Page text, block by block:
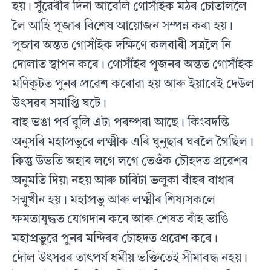
হয়। সুঁৱেৰীৰ দিনা আবেলি গোসাঁইক মঠৰ চোতাললৈ
লৈ আহি পূজাৰ বিশেষ আয়োজন সম্পন্ন কৰা হয়।
পূজাৰ অন্তত গোসাঁইক দক্ষিণে কলবাৰী সত্ৰলৈ নি
দোলাত স্থাপন কৰে। গোসাঁইৰ পূজনৰ অন্তত গোসাঁইক
মণিকূটত পুনৰ প্ৰৱেশ কৰোৱা হয় আৰু ইয়াৰেই দেউল
উৎসৱৰ সমাপ্তি ঘটে।
বাহ ভঙা পৰ্ব বুলি এটা পৰম্পৰা আছে। কিংবদন্তি
অনুসৰি মহাপ্ৰভুৱে লক্ষ্মীক এৰি ঘুনুছাৰ ঘৰলৈ গৈছিল।
কিন্তু উভতি অহাৰ লগে লগে তেওঁক চৌহদত প্ৰৱেশৰ
অনুমতি দিয়া নহয় আৰু চাৰিটা ভলুকা বাঁহৰ বাধাৰ
সন্মুখীন হয়। মহাপ্ৰভু আৰু লক্ষ্মীৰ শিষ্যসকলে
ক্ষমতাযুদ্ধত যোগদান কৰে আৰু শেষত বাঁহ ভাঙি
মহাপ্ৰভুৱে পুনৰ মন্দিৰৰ চৌহদত প্ৰৱেশ কৰে।
দৌল উৎসৱৰ তাৎপৰ্য ধৰ্মীয় ভক্তিতেই সীমাবদ্ধ নহয়।